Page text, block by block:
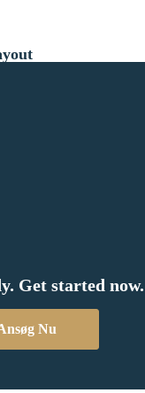
Get started now.
Nu